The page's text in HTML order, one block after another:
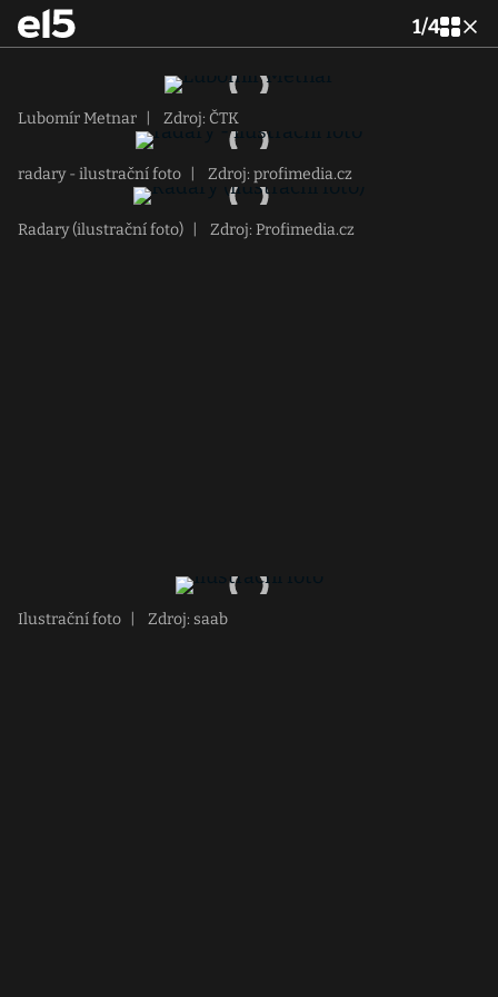
1/4
Lubomír Metnar Zdroj: ČTK
radary - ilustrační foto Zdroj: profimedia.cz
Radary (ilustrační foto) Zdroj: Profimedia.cz
Ilustrační foto Zdroj: saab